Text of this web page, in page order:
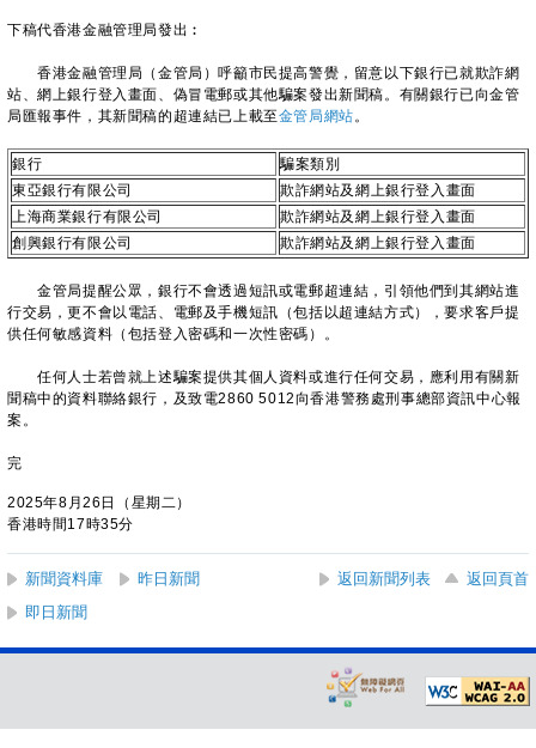
下稿代香港金融管理局發出︰
香港金融管理局（金管局）呼籲市民提高警覺，留意以下銀行已就欺詐網
站、網上銀行登入畫面、偽冒電郵或其他騙案發出新聞稿。有關銀行已向金管
局匯報事件，其新聞稿的超連結已上載至金管局網站。
銀行
騙案類別
東亞銀行有限公司
欺詐網站及網上銀行登入畫面
上海商業銀行有限公司
欺詐網站及網上銀行登入畫面
創興銀行有限公司
欺詐網站及網上銀行登入畫面
金管局提醒公眾，銀行不會透過短訊或電郵超連結，引領他們到其網站進
行交易，更不會以電話、電郵及手機短訊（包括以超連結方式），要求客戶提
供任何敏感資料（包括登入密碼和一次性密碼）。
任何人士若曾就上述騙案提供其個人資料或進行任何交易，應利用有關新
聞稿中的資料聯絡銀行，及致電2860 5012向香港警務處刑事總部資訊中心報
案。
完
2025年8月26日（星期二）
香港時間17時35分
新聞資料庫 昨日新聞 返回新聞列表
返回頁首
即日新聞